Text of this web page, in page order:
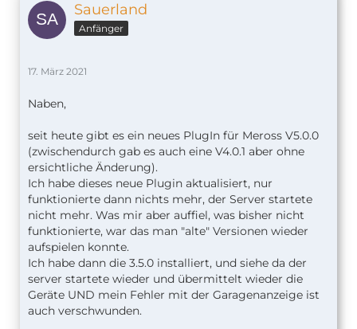
Sauerland
Anfänger
17. März 2021
Naben,
seit heute gibt es ein neues PlugIn für Meross V5.0.0
(zwischendurch gab es auch eine V4.0.1 aber ohne
ersichtliche Änderung).
Ich habe dieses neue Plugin aktualisiert, nur
funktionierte dann nichts mehr, der Server startete
nicht mehr. Was mir aber auffiel, was bisher nicht
funktionierte, war das man "alte" Versionen wieder
aufspielen konnte.
Ich habe dann die 3.5.0 installiert, und siehe da der
server startete wieder und übermittelt wieder die
Geräte UND mein Fehler mit der Garagenanzeige ist
auch verschwunden.